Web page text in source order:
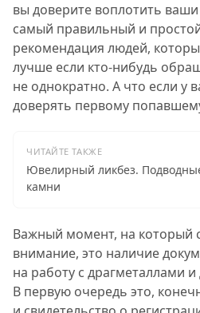
вы доверите воплотить
самый правильный и
рекомендация людей,
лучше если кто-нибудь
не однократно. А что если у
доверять первому
ЧИТАЙТЕ ТАКЖЕ
Ювелирный ликбез.
камни
Важный момент, на который
внимание, это наличие
на работу с драгметаллами
В первую очередь это,